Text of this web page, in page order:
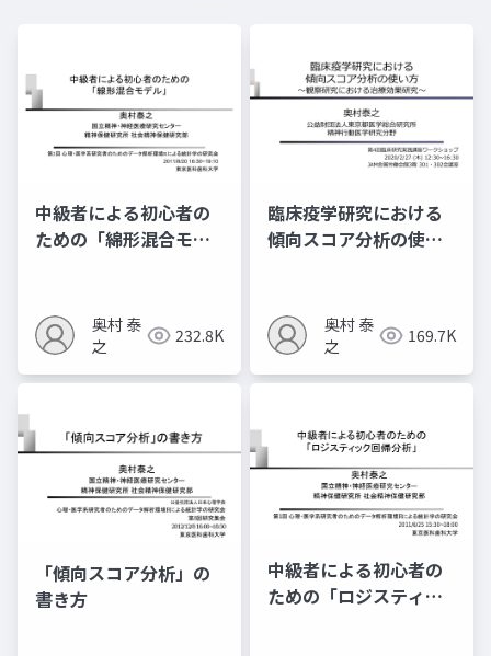
中級者による初心者の
ための「綿形混合モデ
奥村 泰
之
232.8K
臨床疫学研究における
傾向スコア分析の使い
奥村 泰
之
169.7K
「傾向スコア分析」の
書き方
中級者による初心者の
ための「ロジスティッ